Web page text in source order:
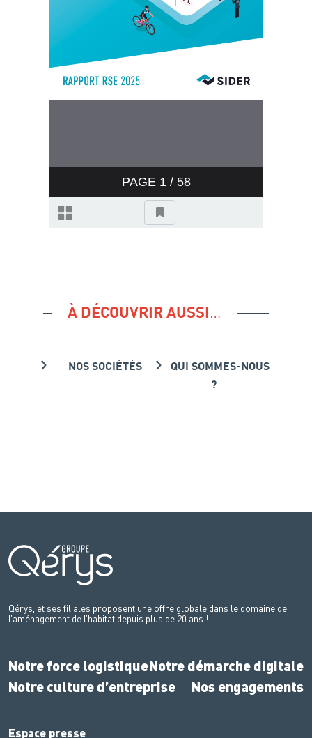
À DÉCOUVRIR AUSSI …
NOS SOCIÉTÉS
QUI SOMMES-NOUS
?
Qérys, et ses filiales proposent une offre globale dans le domaine de
l’aménagement de l’habitat depuis plus de 20 ans !
Notre force logistiqueNotre démarche digitale
Notre culture d’entreprise
Nos engagements
Espace presse